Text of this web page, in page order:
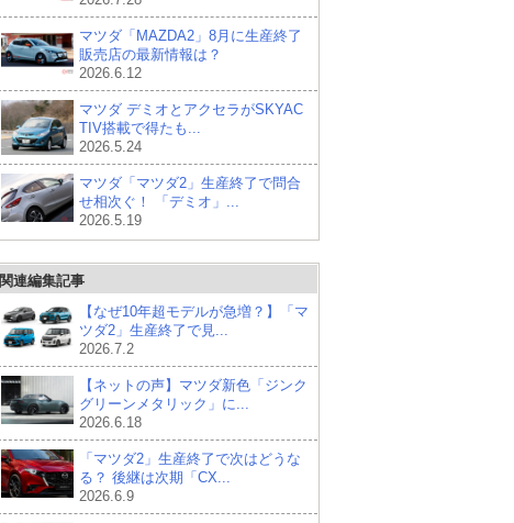
マツダ「MAZDA2」8月に生産終了
販売店の最新情報は？
2026.6.12
マツダ デミオとアクセラがSKYAC
TIV搭載で得たも...
2026.5.24
マツダ「マツダ2」生産終了で問合
せ相次ぐ！ 「デミオ」...
2026.5.19
関連編集記事
【なぜ10年超モデルが急増？】「マ
ツダ2」生産終了で見...
2026.7.2
【ネットの声】マツダ新色「ジンク
グリーンメタリック」に...
2026.6.18
「マツダ2」生産終了で次はどうな
る？ 後継は次期「CX...
2026.6.9